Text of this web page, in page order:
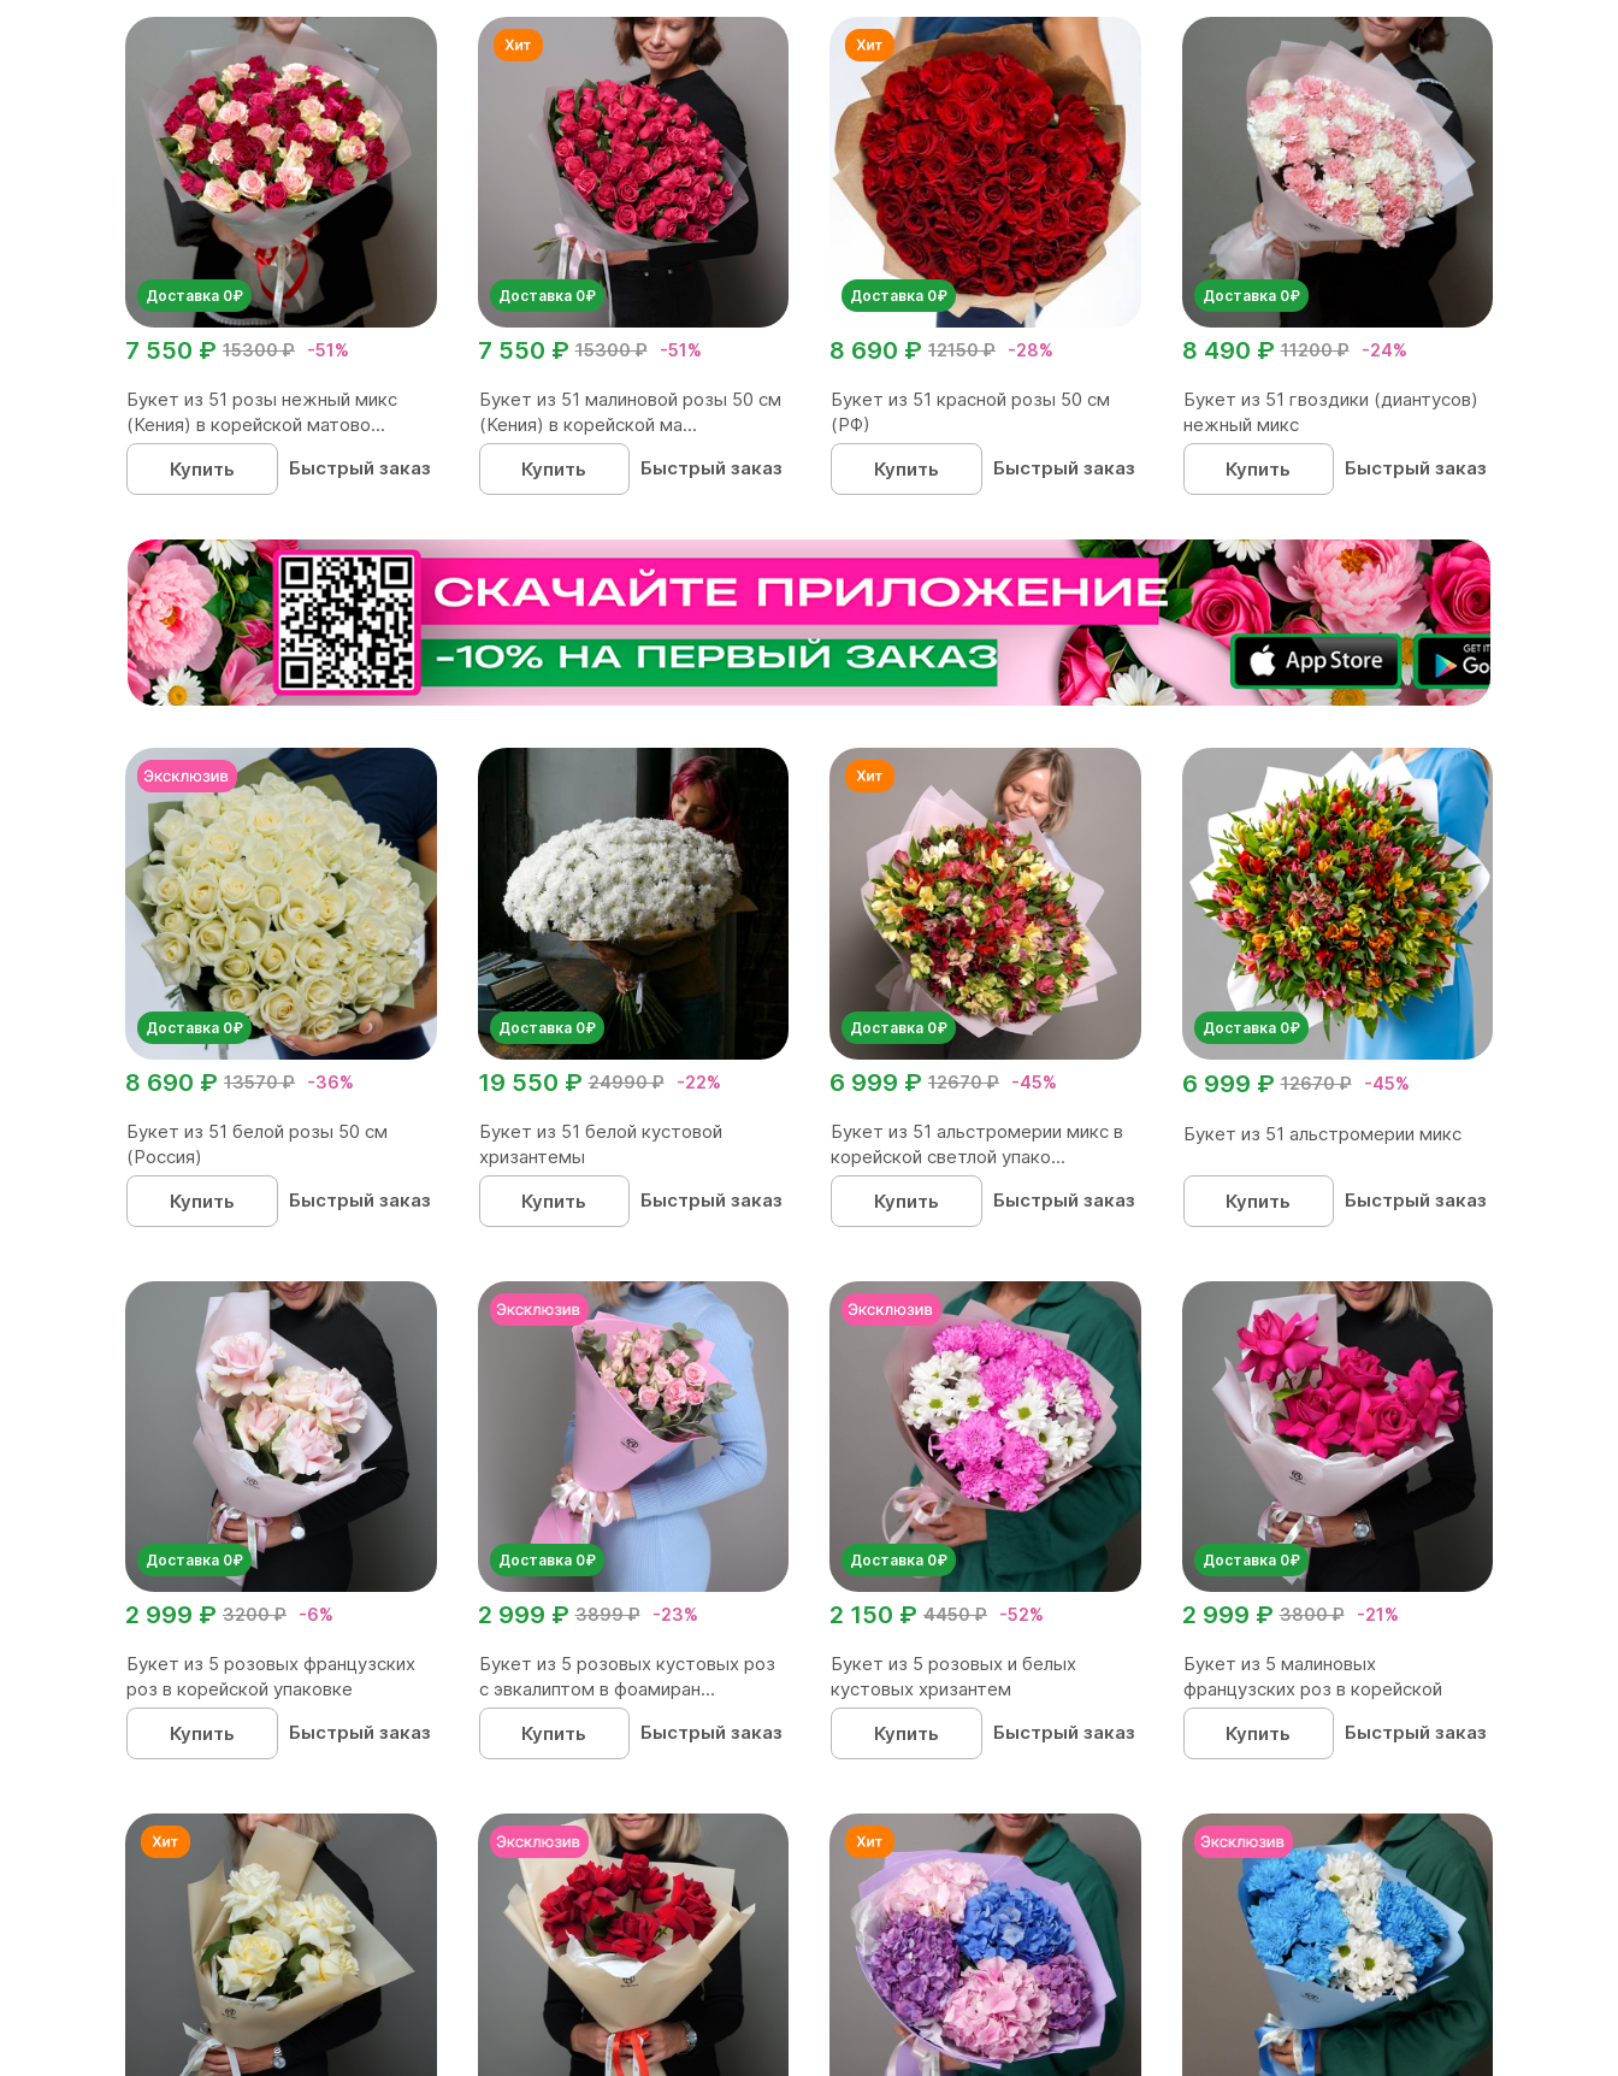
Доставка 0₽
15300 ₽ -51%
7 550 ₽
Букет из 51 розы нежный микс
(Кения) в корейской матово...
Купить
Быстрый заказ
Доставка 0₽
15300 ₽ -51%
7 550 ₽
Букет из 51 малиновой розы 50 см
(Кения) в корейской ма...
Купить
Быстрый заказ
Доставка 0₽
12150 ₽ -28%
8 690 ₽
Букет из 51 красной розы 50 см
(РФ)
Купить
Быстрый заказ
Доставка 0₽
11200 ₽ -24%
8 490 ₽
Букет из 51 гвоздики (диантусов)
нежный микс
Купить
Быстрый заказ
Доставка 0₽
13570 ₽ -36%
8 690 ₽
Букет из 51 белой розы 50 см
(Россия)
Купить
Быстрый заказ
Доставка 0₽
24990 ₽ -22%
19 550 ₽
Букет из 51 белой кустовой
хризантемы
Купить
Быстрый заказ
Доставка 0₽
12670 ₽ -45%
6 999 ₽
Букет из 51 альстромерии микс в
корейской светлой упако...
Купить
Быстрый заказ
Доставка 0₽
12670 ₽ -45%
6 999 ₽
Букет из 51 альстромерии микс
Купить Быстрый заказ
Доставка 0₽
3200 ₽ -6%
2 999 ₽
Букет из 5 розовых французских
роз в корейской упаковке
Купить
Быстрый заказ
Доставка 0₽
3899 ₽ -23%
2 999 ₽
Букет из 5 розовых кустовых роз
с эвкалиптом в фоамиран...
Купить
Быстрый заказ
Доставка 0₽
4450 ₽ -52%
2 150 ₽
Букет из 5 розовых и белых
кустовых хризантем
Купить
Быстрый заказ
Доставка 0₽
3800 ₽ -21%
2 999 ₽
Букет из 5 малиновых
французских роз в корейской
упаков...
Купить
Быстрый заказ